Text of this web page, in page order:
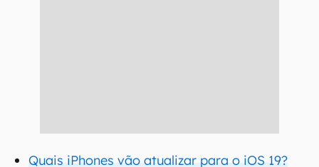
Quais iPhones vão atualizar para o iOS 19?